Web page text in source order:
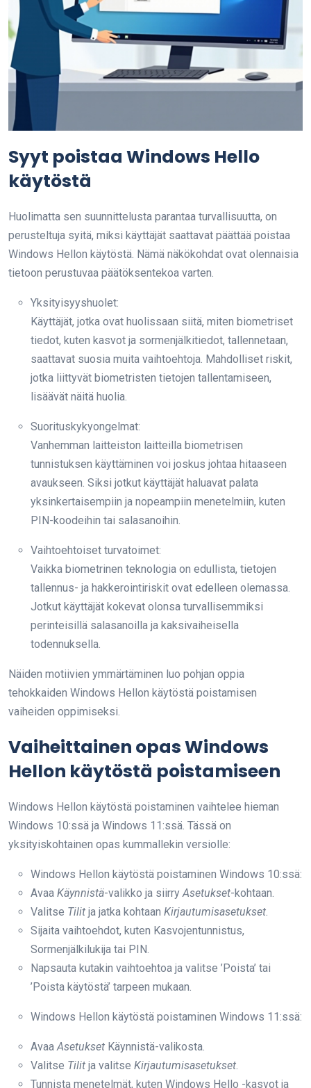
Syyt poistaa Windows Hello
käytöstä
Huolimatta sen suunnittelusta parantaa turvallisuutta, on
perusteltuja syitä, miksi käyttäjät saattavat päättää poistaa
Windows Hellon käytöstä. Nämä näkökohdat ovat olennaisia
tietoon perustuvaa päätöksentekoa varten.
Yksityisyyshuolet:
Käyttäjät, jotka ovat huolissaan siitä, miten biometriset
tiedot, kuten kasvot ja sormenjälkitiedot, tallennetaan,
saattavat suosia muita vaihtoehtoja. Mahdolliset riskit,
jotka liittyvät biometristen tietojen tallentamiseen,
lisäävät näitä huolia.
Suorituskykyongelmat:
Vanhemman laitteiston laitteilla biometrisen
tunnistuksen käyttäminen voi joskus johtaa hitaaseen
avaukseen. Siksi jotkut käyttäjät haluavat palata
yksinkertaisempiin ja nopeampiin menetelmiin, kuten
PIN-koodeihin tai salasanoihin.
Vaihtoehtoiset turvatoimet:
Vaikka biometrinen teknologia on edullista, tietojen
tallennus- ja hakkerointiriskit ovat edelleen olemassa.
Jotkut käyttäjät kokevat olonsa turvallisemmiksi
perinteisillä salasanoilla ja kaksivaiheisella
todennuksella.
Näiden motiivien ymmärtäminen luo pohjan oppia
tehokkaiden Windows Hellon käytöstä poistamisen
vaiheiden oppimiseksi.
Vaiheittainen opas Windows
Hellon käytöstä poistamiseen
Windows Hellon käytöstä poistaminen vaihtelee hieman
Windows 10:ssä ja Windows 11:ssä. Tässä on
yksityiskohtainen opas kummallekin versiolle:
Windows Hellon käytöstä poistaminen Windows 10:ssä:
Avaa Käynnistä-valikko ja siirryAsetukset-kohtaan.
Valitse Tilit ja jatka kohtaan Kirjautumisasetukset.
Sijaita vaihtoehdot, kuten Kasvojentunnistus,
Sormenjälkilukija tai PIN.
Napsauta kutakin vaihtoehtoa ja valitse ’Poista’ tai
’Poista käytöstä’ tarpeen mukaan.
Windows Hellon käytöstä poistaminen Windows 11:ssä:
AvaaAsetukset Käynnistä-valikosta.
Valitse Tilit ja valitse Kirjautumisasetukset.
Tunnista menetelmät, kuten Windows Hello -kasvot ja